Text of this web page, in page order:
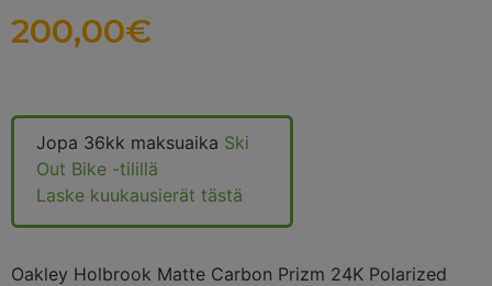
200,00€
Jopa 36kk maksuaika Ski
Out Bike -tilillä
Laske kuukausierät tästä
Oakley Holbrook Matte Carbon Prizm 24K Polarized